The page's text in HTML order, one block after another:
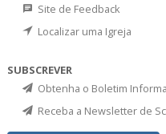
Site de Feedback
Localizar uma Igreja
SUBSCREVER
Obtenha o Boletim
Receba a Newsletter de